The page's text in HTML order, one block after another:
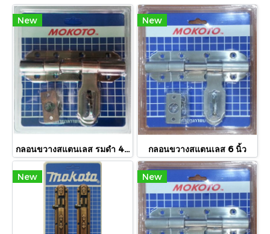
New
กลอนขวางสแตนเลส รมดำ 4 นิ้ว
New
กลอนขวางสแตนเลส 6 นิ้ว
New New